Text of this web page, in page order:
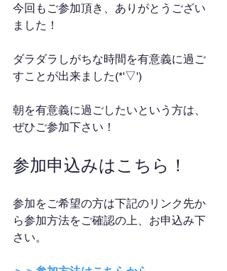
今回もご参加頂き、ありがとうござい
ました！
ダラダラしがちな時間を有意義に過ご
すことが出来ました(*'▽')
朝を有意義に過ごしたいという方は、
ぜひご参加下さい！
参加申込みはこちら！
参加をご希望の方は下記のリンク先か
ら参加方法をご確認の上、お申込み下
さい。